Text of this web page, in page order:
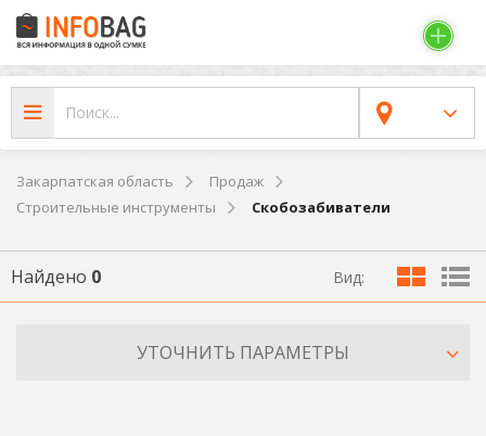
Закарпатская область
Продаж
Строительные инструменты
Скобозабиватели
Найдено 0 Вид:
УТОЧНИТЬ ПАРАМЕТРЫ